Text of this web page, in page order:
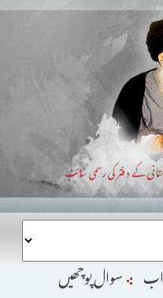
کے دفتر کی رسمی سائٹ
سوال پوچھیں